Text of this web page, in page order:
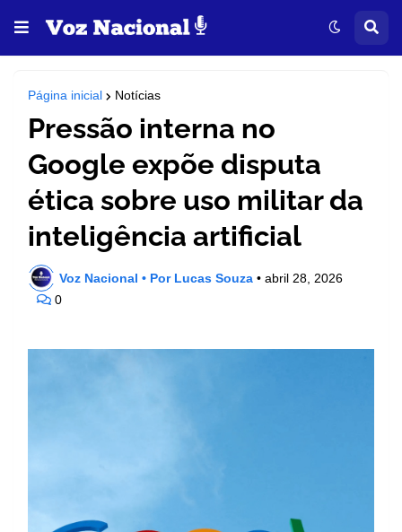
Página inicial Notícias
Pressão interna no
Google expõe disputa
ética sobre uso militar da
inteligência artificial
Voz Nacional • Por Lucas Souza • abril 28, 2026
0